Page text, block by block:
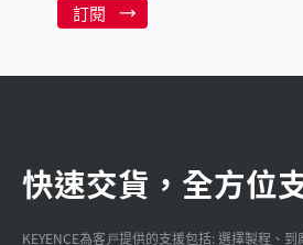
訂閱
快速交貨，全方位
KEYENCE為客戸提供的支援包括: 選擇製程、